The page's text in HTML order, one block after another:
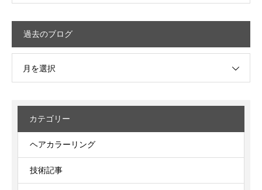
過去のブログ
月を選択
カテゴリー
ヘアカラーリング
技術記事